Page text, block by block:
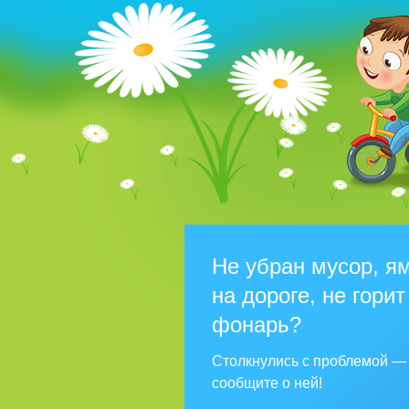
Не убран мусор,
на дороге, не горит
фонарь?
Столкнулись с проблемой —
сообщите о ней!